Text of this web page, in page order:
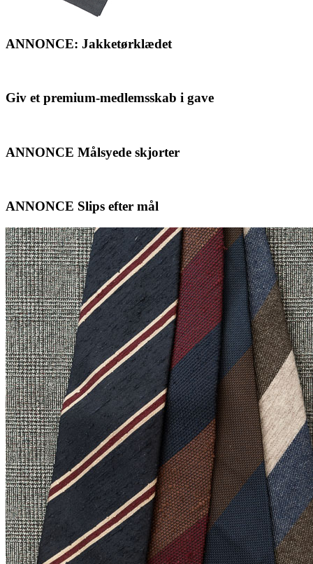
ANNONCE: Jakketørklædet
Giv et premium-medlemsskab i gave
ANNONCE Målsyede skjorter
ANNONCE Slips efter mål